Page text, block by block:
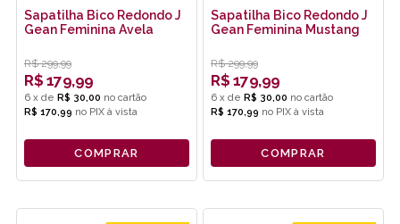
Sapatilha Bico Redondo J
Gean Feminina Avela
R$ 299,99
R$ 179,99
6 x de R$ 30,00
R$ 170,99 no PIX
COMPRAR
Sapatilha Bico Redondo J
Gean Feminina Mustang
R$ 299,99
R$ 179,99
6 x de R$ 30,00
R$ 170,99 no PIX
COMPRAR